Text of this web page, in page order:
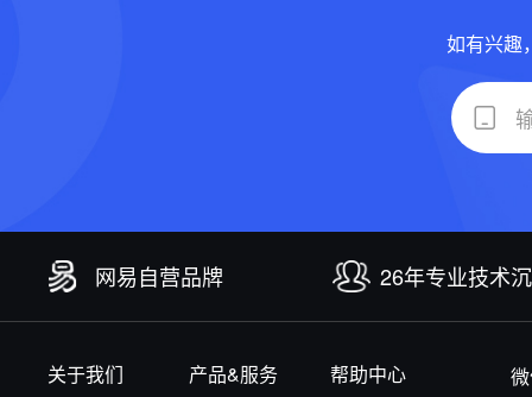
如有兴趣
网易自营品牌 26年专业技术
关于我们 产品&服务 帮助中心